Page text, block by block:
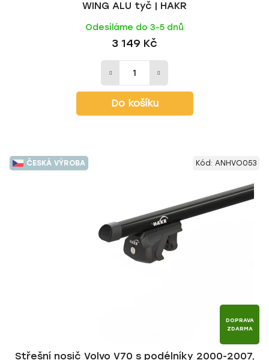
WING ALU tyč | HAKR
Odesíláme do 3-5 dnů
3 149 Kč
Do košíku
ČESKÁ VÝROBA
DOPRAVA
ZDARMA
Střešní nosič Volvo V70 s podélníky 2000-2007,
Kód: ANHVO053